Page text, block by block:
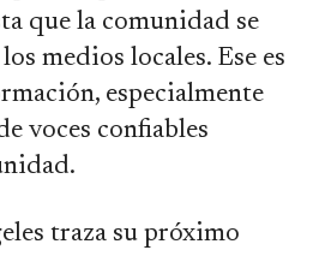
que la comunidad se
medios locales. Ese es
especialmente
voces confiables
traza su próximo